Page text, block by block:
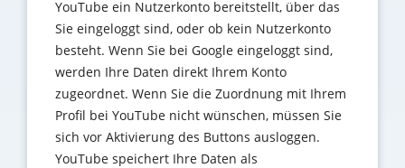
YouTube ein Nutzerkonto bereitstellt, über das
Sie eingeloggt sind, oder ob kein Nutzerkonto
besteht. Wenn Sie bei Google eingeloggt sind,
werden Ihre Daten direkt Ihrem Konto
zugeordnet. Wenn Sie die Zuordnung mit Ihrem
Profil bei YouTube nicht wünschen, müssen Sie
sich vor Aktivierung des Buttons ausloggen.
YouTube speichert Ihre Daten als